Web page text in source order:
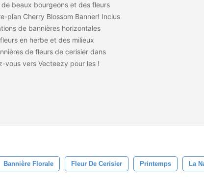
beaux bourgeons et des fleurs
plan Cherry Blossom Banner! Inclus
de bannières horizontales
en herbe et des milieux
de fleurs de cerisier dans
vous vers Vecteezy pour les !
Bannière Florale Fleur De Cerisier Printemps La